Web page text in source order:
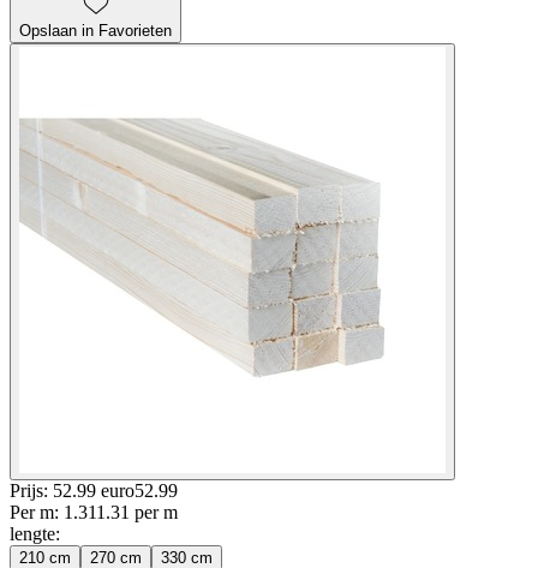
Opslaan in Favorieten
Prijs: 52.99 euro52.99
Per m: 1.311.31 per m
lengte:
210 cm 270 cm 330 cm